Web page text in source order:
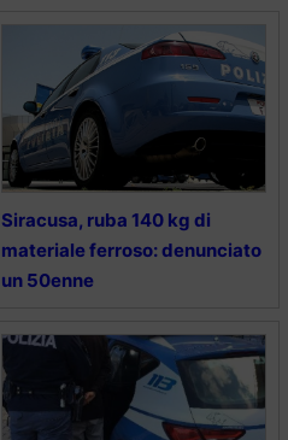
Siracusa, ruba 140 kg di
materiale ferroso: denunciato
un 50enne